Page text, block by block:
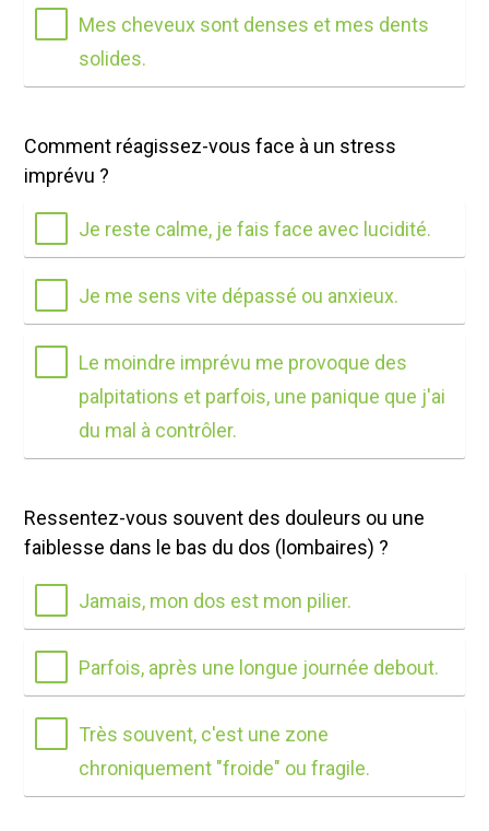
Mes cheveux sont denses et mes dents
solides.
Comment réagissez-vous face à un stress
imprévu ?
Je reste calme, je fais face avec lucidité.
Je me sens vite dépassé ou anxieux.
Le moindre imprévu me provoque des
palpitations et parfois, une panique que j'ai
du mal à contrôler.
Ressentez-vous souvent des douleurs ou une
faiblesse dans le bas du dos (lombaires) ?
Jamais, mon dos est mon pilier.
Parfois, après une longue journée debout.
Très souvent, c'est une zone
chroniquement "froide" ou fragile.